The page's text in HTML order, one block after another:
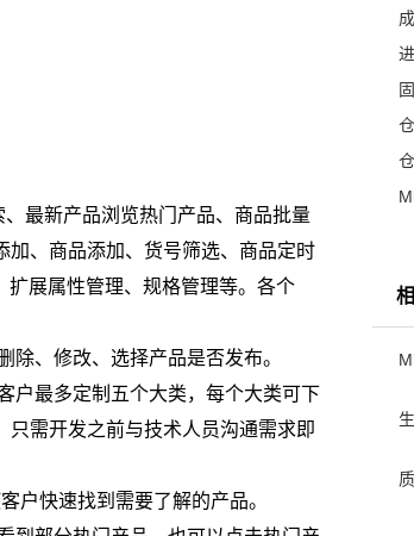
最新产品浏览热门产品、商品批量
加、商品添加、货号筛选、商品定时
扩展属性管理、规格管理等。各个
、修改、选择产品是否发布。
户最多定制五个大类，每个大类可下
需开发之前与技术人员沟通需求即
户快速找到需要了解的产品。